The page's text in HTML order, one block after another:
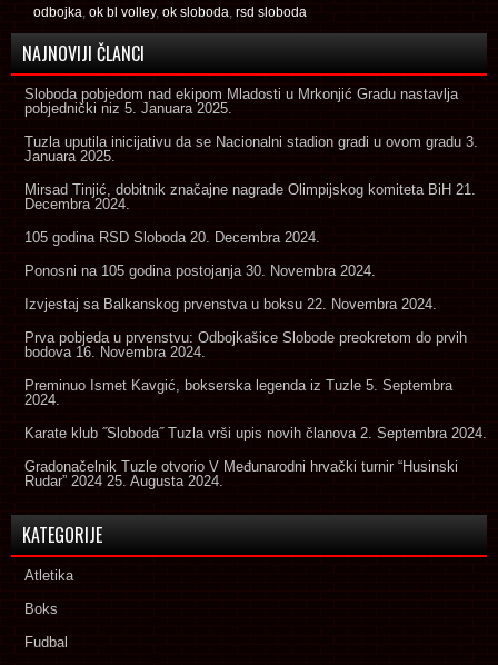
odbojka ok bl volley, ok sloboda rsd sloboda
NAJNOVIJI ČLANCI
Sloboda pobjedom nad ekipom Mladosti u Mrkonjić Gradu nastavlja
pobjednički niz 5. Januara 2025.
Tuzla uputila inicijativu da se Nacionalni stadion gradi u ovom gradu 3.
Januara 2025.
Mirsad Tinjić, dobitnik značajne nagrade Olimpijskog komiteta BiH 21.
Decembra 2024.
105 godina RSD Sloboda 20. Decembra 2024.
Ponosni na 105 godina postojanja 30. Novembra 2024.
Izvjestaj sa Balkanskog prvenstva u boksu 22. Novembra 2024.
Prva pobjeda u prvenstvu: Odbojkašice Slobode preokretom do prvih
bodova 16. Novembra 2024.
Preminuo Ismet Kavgić, bokserska legenda iz Tuzle 5. Septembra
2024.
Karate klub ˝Sloboda˝ Tuzla vrši upis novih članova 2. Septembra 2024.
Gradonačelnik Tuzle otvorio V Međunarodni hrvački turnir “Husinski
Rudar” 2024 25. Augusta 2024.
KATEGORIJE
Atletika
Boks
Fudbal